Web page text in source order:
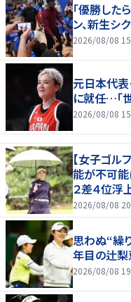
「優勝した
ン、新生シ
2026/08/08
元日本代表
に就任…「
2026/08/08
【女子ゴル
能が不可
２差４位浮
2026/08/08
思わぬ“繰
年目の辻梨
2026/08/08